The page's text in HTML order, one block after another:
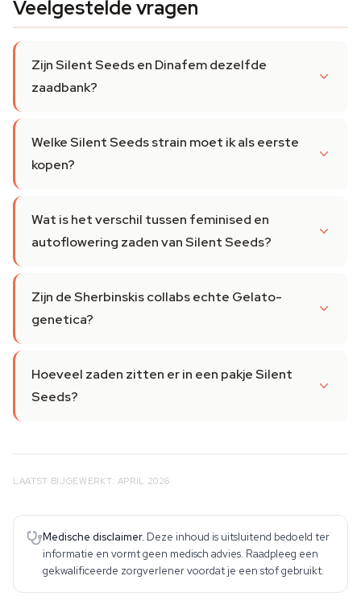
Veelgestelde vragen
Zijn Silent Seeds en Dinafem dezelfde
zaadbank?
Welke Silent Seeds strain moet ik als eerste
kopen?
Wat is het verschil tussen feminised en
autoflowering zaden van Silent Seeds?
Zijn de Sherbinskis collabs echte Gelato-
genetica?
Hoeveel zaden zitten er in een pakje Silent
Seeds?
LAATST BIJGEWERKT: APRIL 2026
Medische disclaimer. Deze inhoud is uitsluitend bedoeld ter
informatie en vormt geen medisch advies. Raadpleeg een
gekwalificeerde zorgverlener voordat je een stof gebruikt.